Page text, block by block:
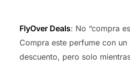
FlyOver Deals: No “compra
Compra este perfume con
descuento, pero solo